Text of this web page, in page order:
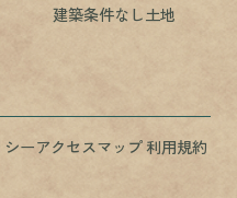
建築条件なし土地
ーアクセスマップ利用規約